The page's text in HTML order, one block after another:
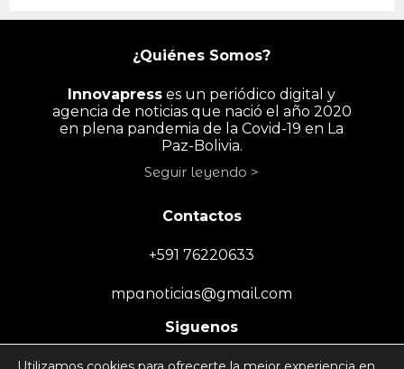
¿Quiénes Somos?
Innovapress es un periódico digital y
agencia de noticias que nació el año 2020
en plena pandemia de la Covid-19 en La
Paz-Bolivia.
Seguir leyendo >
Contactos
+591 76220633
mpanoticias@gmail.com
Siguenos